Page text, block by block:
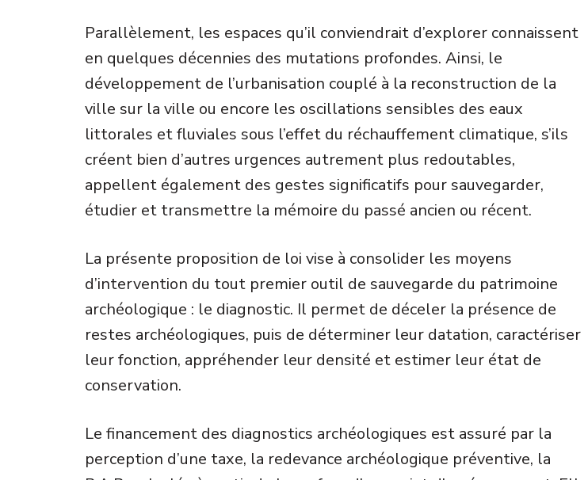
Parallèlement, les espaces qu’il conviendrait d’explorer connaissent
en quelques décennies des mutations profondes. Ainsi, le
développement de l’urbanisation couplé à la reconstruction de la
ville sur la ville ou encore les oscillations sensibles des eaux
littorales et fluviales sous l’effet du réchauffement climatique, s’ils
créent bien d’autres urgences autrement plus redoutables,
appellent également des gestes significatifs pour sauvegarder,
étudier et transmettre la mémoire du passé ancien ou récent.
La présente proposition de loi vise à consolider les moyens
d’intervention du tout premier outil de sauvegarde du patrimoine
archéologique : le diagnostic. Il permet de déceler la présence de
restes archéologiques, puis de déterminer leur datation, caractériser
leur fonction, appréhender leur densité et estimer leur état de
conservation.
Le financement des diagnostics archéologiques est assuré par la
perception d’une taxe, la redevance archéologique préventive, la